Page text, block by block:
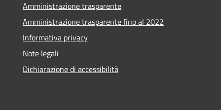
Amministrazione trasparente
Amministrazione trasparente fino al 2022
Informativa privacy
Note legali
Dichiarazione di accessibilità